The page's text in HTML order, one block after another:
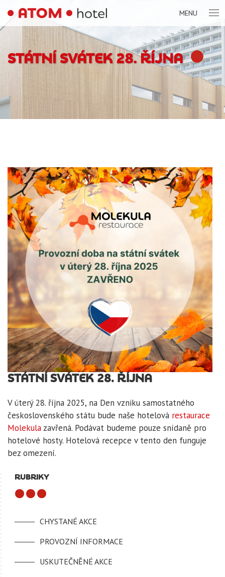
MENU
STÁTNÍ SVÁTEK 28. ŘÍJNA
STÁTNÍ SVÁTEK 28. ŘÍJNA
V úterý 28. října 2025, na Den vzniku samostatného
československého státu bude naše hotelová restaurace
Molekula zavřená. Podávat budeme pouze snídaně pro
hotelové hosty. Hotelová recepce v tento den funguje
bez omezení.
RUBRIKY
CHYSTANÉ AKCE
PROVOZNÍ INFORMACE
USKUTEČNĚNÉ AKCE